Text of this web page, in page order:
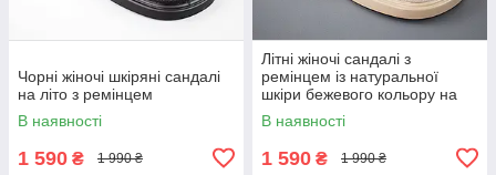
Чорні жіночі шкіряні сандалі
на літо з ремінцем
В наявності
1 590 ₴ 1 990 ₴
Літні жіночі сандалі з
ремінцем із натуральної
шкіри бежевого кольору на
підошві 3 см
В наявності
1 590 ₴ 1 990 ₴